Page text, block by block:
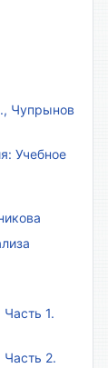
Чупрынов
Учебное
1.
Часть 2.